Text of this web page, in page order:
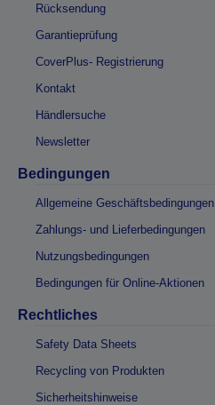
Rücksendung
Garantieprüfung
CoverPlus- Registrierung
Kontakt
Händlersuche
Newsletter
Bedingungen
Allgemeine Geschäftsbedingungen
Zahlungs- und Lieferbedingungen
Nutzungsbedingungen
Bedingungen für Online-Aktionen
Rechtliches
Safety Data Sheets
Recycling von Produkten
Sicherheitshinweise